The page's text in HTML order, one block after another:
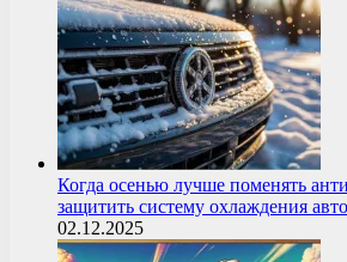
Когда осенью лучше поменять
защитить систему охлаждения
02.12.2025